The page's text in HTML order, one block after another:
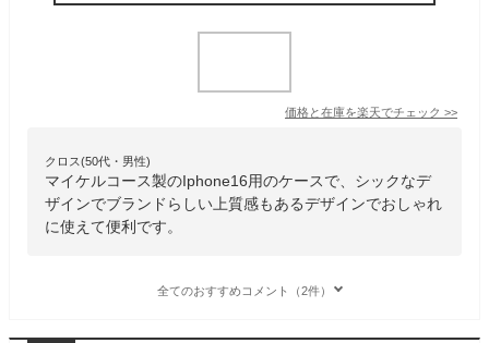
価格と在庫を楽天でチェック >>
クロス(50代・男性)
マイケルコース製のIphone16用のケースで、シックなデ
ザインでブランドらしい上質感もあるデザインでおしゃれ
に使えて便利です。
全てのおすすめコメント（2件）